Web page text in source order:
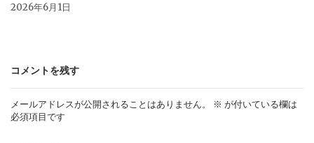
2026年6月1日
コメントを残す
メールアドレスが公開されることはありません。 ※ が付いている欄は
必須項目です